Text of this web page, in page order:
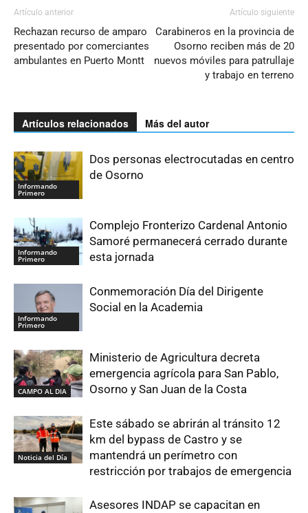
Artículo anterior
Rechazan recurso de amparo
presentado por comerciantes
ambulantes en Puerto Montt
Artículo siguiente
Carabineros en la provincia de
Osorno reciben más de 20
nuevos móviles para patrullaje
y trabajo en terreno
Artículos relacionados Más del autor
Informando
Primero
Dos personas electrocutadas en centro
de Osorno
Informando
Primero
Complejo Fronterizo Cardenal Antonio
Samoré permanecerá cerrado durante
esta jornada
Informando
Primero
Conmemoración Día del Dirigente
Social en la Academia
CAMPO AL DIA
Ministerio de Agricultura decreta
emergencia agrícola para San Pablo,
Osorno y San Juan de la Costa
Noticia del Día
Este sábado se abrirán al tránsito 12
km del bypass de Castro y se
mantendrá un perímetro con
restricción por trabajos de emergencia
Asesores INDAP se capacitan en